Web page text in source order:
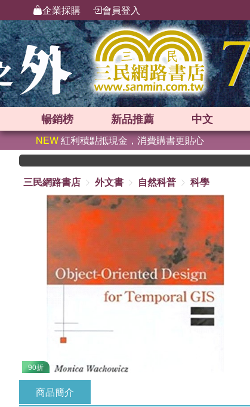
企業採購 會員登入
暢銷榜 新品推薦 中文
NEW紅利積點抵現金，消費購書更貼心
三民網路書店
外文書 自然科普 科學
90折
商品簡介